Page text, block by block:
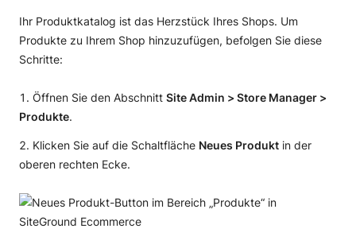
Ihr Produktkatalog ist das Herzstück Ihres Shops. Um
Produkte zu Ihrem Shop hinzuzufügen, befolgen Sie diese
Schritte:
Öffnen Sie den Abschnitt Site Admin > Store Manager >
Produkte.
Klicken Sie auf die Schaltfläche Neues Produkt in der
oberen rechten Ecke.